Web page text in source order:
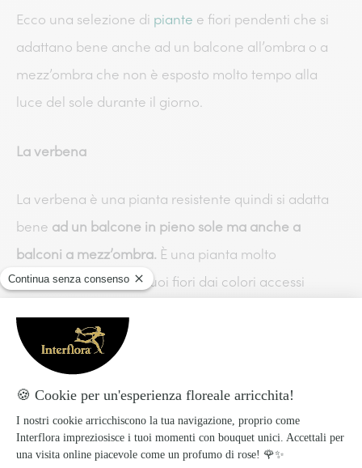
Ecco una selezione di piante e fiori pendenti che si
adattano bene anche ad un balcone all’ombra o a
mezz’ombra che non è esposto molto tempo alla
luce del sole durante il giorno.
La verbena
La verbena è una pianta resistente quindi si adatta
bene ad un balcone in pieno sole ma anche a
balconi a mezz’ombra. È una pianta molto
apprezzata perché i suoi fiori dai colori accessi
perfetti come decorazione di casa. Solo un consiglio:
attenzione al freddo! La verbena ama il sole di luglio
e dell’estate quindi durante l’inverno sarà bene
proteggerla per non far morire le radici.